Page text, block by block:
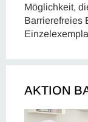
Möglichkeit,
Barrierefreies
AKTION